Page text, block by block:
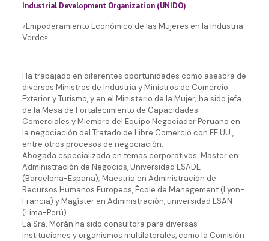
Industrial Development Organization (UNIDO)
«Empoderamiento Económico de las Mujeres en la Industria
Verde»
Ha trabajado en diferentes oportunidades como asesora de
diversos Ministros de Industria y Ministros de Comercio
Exterior y Turismo, y en el Ministerio de la Mujer; ha sido jefa
de la Mesa de Fortalecimiento de Capacidades
Comerciales y Miembro del Equipo Negociador Peruano en
la negociación del Tratado de Libre Comercio con EE.UU.,
entre otros procesos de negociación.
Abogada especializada en temas corporativos. Master en
Administración de Negocios, Universidad ESADE
(Barcelona-España); Maestría en Administración de
Recursos Humanos Europeos, École de Management (Lyon-
Francia) y Magíster en Administración, universidad ESAN
(Lima-Perú).
La Sra. Morán ha sido consultora para diversas
instituciones y organismos multilaterales, como la Comisión